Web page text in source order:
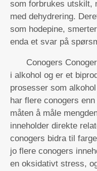
som forbrukes utskilt,
med dehydrering.
som hodepine,
enda et svar på
Conogers
i alkohol og er et
prosesser som
har flere conogers
måten å måle
inneholder direkte
conogers bidra til
jo flere conogers
en oksidativt stress,